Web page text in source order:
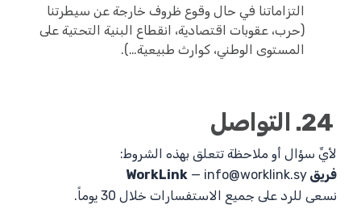
التزاماتنا في حال وقوع ظروف خارجة عن سيطرتنا
(حرب، عقوبات اقتصادية، انقطاع البنية التحتية على
المستوى الوطني، كوارث طبيعية…).
24. التواصل
لأيِّ سؤال أو ملاحظة تتعلق بهذه الشروط:
فريق WorkLink
— info@worklink.sy
نسعى للرد على جميع الاستفسارات خلال 30 يوماً.